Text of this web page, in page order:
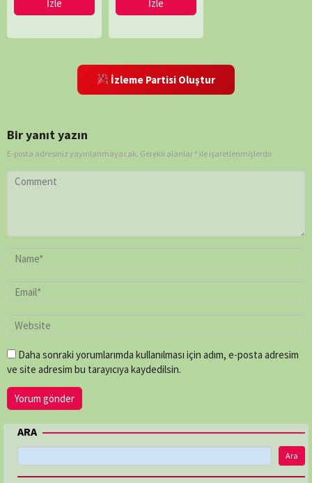
İzle İzle
İzleme Partisi Oluştur
Bir yanıt yazın
E-posta adresiniz yayınlanmayacak. Gerekli alanlar * ile işaretlenmişlerdir
Daha sonraki yorumlarımda kullanılması için adım, e-posta adresim
ve site adresim bu tarayıcıya kaydedilsin.
ARA
Ara